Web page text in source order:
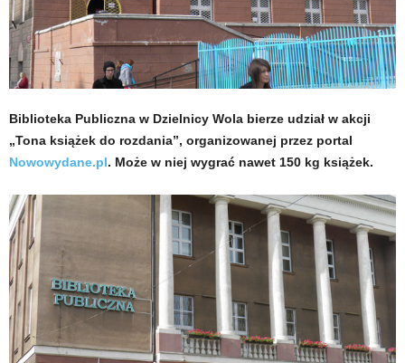
Biblioteka Publiczna w Dzielnicy Wola bierze udział w akcji
„Tona książek do rozdania”, organizowanej przez portal
Nowowydane.pl. Może w niej wygrać nawet 150 kg książek.